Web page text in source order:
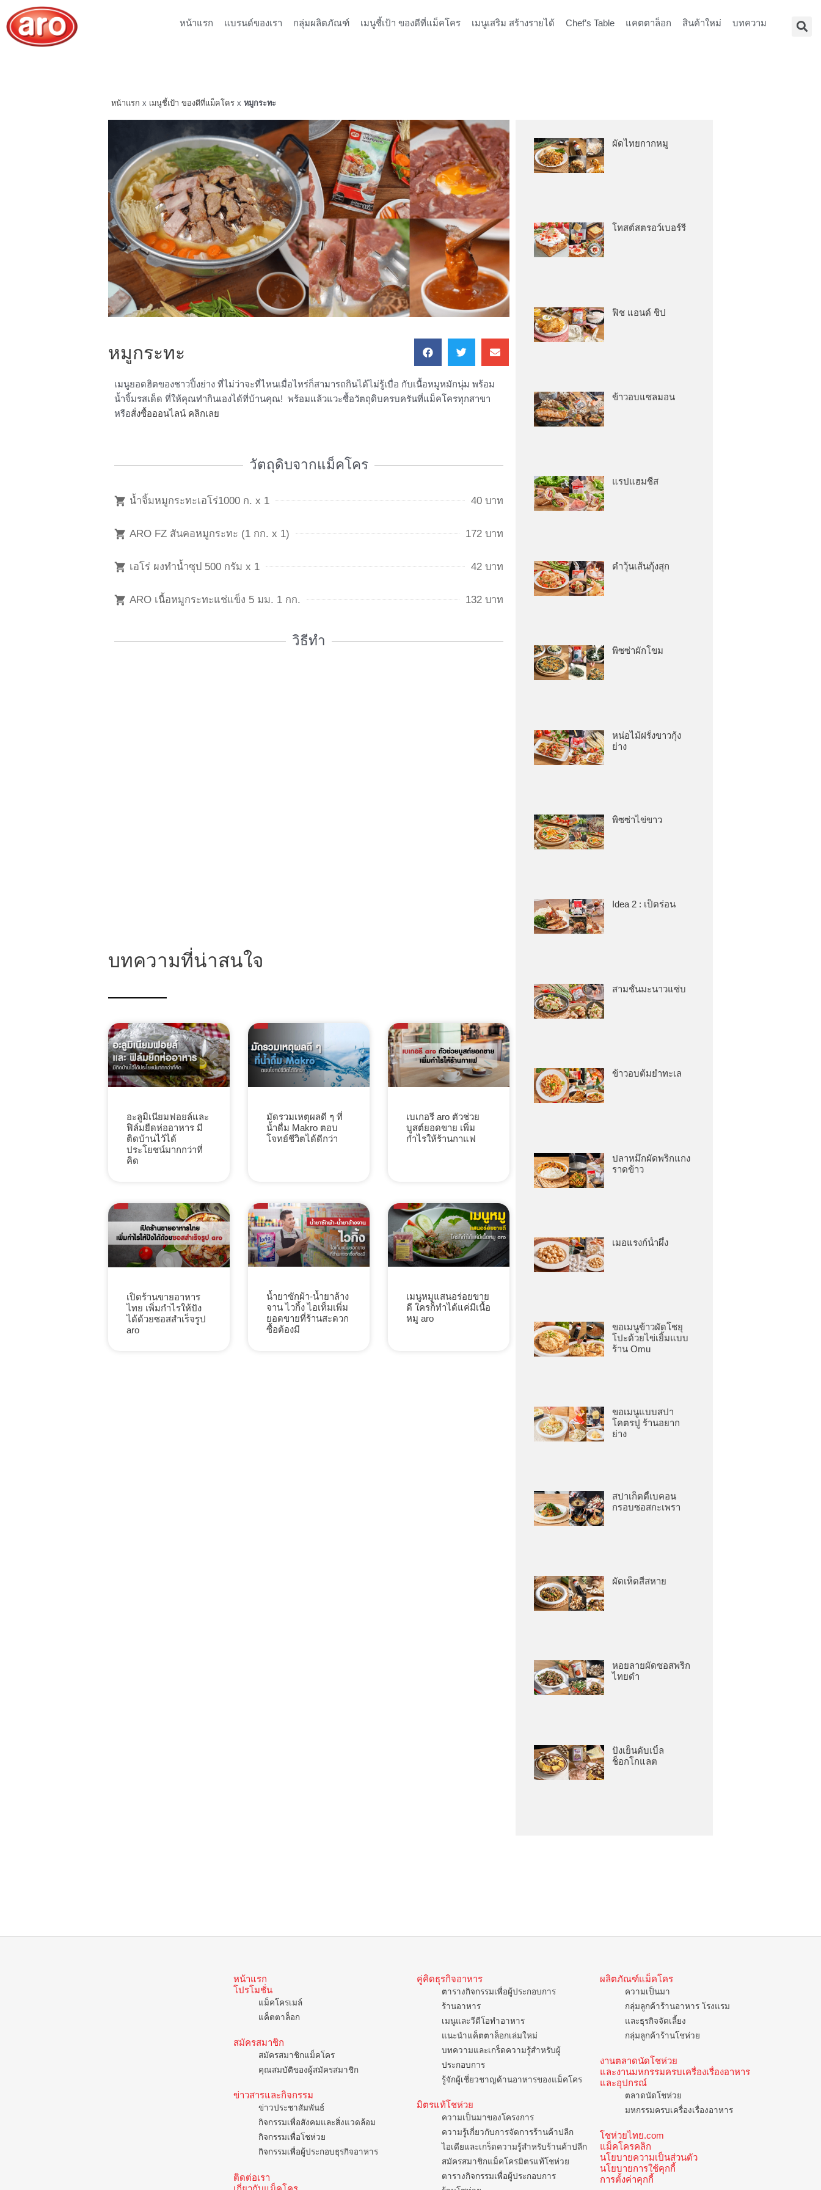
หน้าแรก แบรนด์ของเรา กลุ่มผลิตภัณฑ์ เมนูชี้เป้า ของดีที่แม็คโคร เมนูเสริม สร้างรายได้ Chef’s Table แคตตาล็อก สินค้าใหม่ บทความ
หน้าแรก x เมนูชี้เป้า ของดีที่แม็คโคร xหมูกระทะ
หมูกระทะ
เมนูยอดฮิตของชาวปิ้งย่าง ที่ไม่ว่าจะที่ไหนเมื่อไหร่ก็สามารถกินได้ไม่รู้เบื่อ กับเนื้อหมูหมักนุ่ม พร้อม
น้ำจิ้มรสเด็ด ที่ให้คุณทำกินเองได้ที่บ้านคุณ!พร้อมแล้วแวะซื้อวัตถุดิบครบครันที่แม็คโครทุกสาขา
หรือสั่งซื้อออนไลน์ คลิกเลย
วัตถุดิบจากแม็คโคร
น้ำจิ้มหมูกระทะเอโร่1000 ก. x 1 40 บาท
ARO FZ สันคอหมูกระทะ (1 กก. x 1) 172 บาท
เอโร่ ผงทำน้ำซุป 500 กรัม x 1 42 บาท
ARO เนื้อหมูกระทะแช่แข็ง 5 มม. 1 กก. 132 บาท
วิธีทำ
บทความที่น่าสนใจ
อะลูมิเนียมฟอยล์และ
ฟิล์มยืดห่ออาหาร มี
ติดบ้านไว้ได้
ประโยชน์มากกว่าที่
คิด
มัดรวมเหตุผลดี ๆ ที่
น้ำดื่ม Makro ตอบ
โจทย์ชีวิตได้ดีกว่า
เบเกอรี aro ตัวช่วย
บูสต์ยอดขาย เพิ่ม
กำไรให้ร้านกาแฟ
เปิดร้านขายอาหาร
ไทย เพิ่มกำไรให้ปัง
ได้ด้วยซอสสำเร็จรูป
aro
น้ำยาซักผ้า-น้ำยาล้าง
จาน ไวกิ้ง ไอเท็มเพิ่ม
ยอดขายที่ร้านสะดวก
ซื้อต้องมี
เมนูหมูแสนอร่อยขาย
ดี ใครก็ทำได้แค่มีเนื้อ
หมู aro
ผัดไทยกากหมู
โทสต์สตรอว์เบอร์รี
ฟิช แอนด์ ชิป
ข้าวอบแซลมอน
แรปแฮมชีส
ตำวุ้นเส้นกุ้งสุก
พิซซ่าผักโขม
หน่อไม้ฝรั่งขาวกุ้ง
ย่าง
พิซซ่าไข่ขาว
Idea 2 : เป็ดร่อน
สามชั้นมะนาวแซ่บ
ข้าวอบต้มยำทะเล
ปลาหมึกผัดพริกแกง
ราดข้าว
เมอแรงก์น้ำผึ้ง
ขอเมนูข้าวผัดโชยุ
โปะด้วยไข่เยิ้มแบบ
ร้าน Omu
ขอเมนูแบบสปา
โคตรปู ร้านอยาก
ย่าง
สปาเก็ตตี้เบคอน
กรอบซอสกะเพรา
ผัดเห็ดสี่สหาย
หอยลายผัดซอสพริก
ไทยดำ
ปังเย็นดับเบิ้ล
ช็อกโกแลต
หน้าแรก
โปรโมชั่น
แม็คโครเมล์
แค็ตตาล็อก
สมัครสมาชิก
สมัครสมาชิกแม็คโคร
คุณสมบัติของผู้สมัครสมาชิก
ข่าวสารและกิจกรรม
ข่าวประชาสัมพันธ์
กิจกรรมเพื่อสังคมและสิ่งแวดล้อม
กิจกรรมเพื่อโชห่วย
กิจกรรมเพื่อผู้ประกอบธุรกิจอาหาร
ติดต่อเรา
คู่คิดธุรกิจอาหาร
ตารางกิจกรรมเพื่อผู้ประกอบการ
ร้านอาหาร
เมนูและวีดีโอทำอาหาร
แนะนำแค็ตตาล็อกเล่มใหม่
บทความและเกร็ดความรู้สำหรับผู้
ประกอบการ
รู้จักผู้เชี่ยวชาญด้านอาหารของแม็คโคร
มิตรแท้โชห่วย
ความเป็นมาของโครงการ
ความรู้เกี่ยวกับการจัดการร้านค้าปลีก
ไอเดียและเกร็ดความรู้สำหรับร้านค้าปลีก
สมัครสมาชิกแม็คโครมิตรแท้โชห่วย
ตารางกิจกรรมเพื่อผู้ประกอบการ
ผลิตภัณฑ์แม็คโคร
ความเป็นมา
กลุ่มลูกค้าร้านอาหาร โรงแรม
และธุรกิจจัดเลี้ยง
กลุ่มลูกค้าร้านโชห่วย
งานตลาดนัดโชห่วย
และงานมหกรรมครบเครื่องเรื่องอาหาร
และอุปกรณ์
ตลาดนัดโชห่วย
มหกรรมครบเครื่องเรื่องอาหาร
โชห่วยไทย.com
แม็คโครคลิก
นโยบายความเป็นส่วนตัว
นโยบายการใช้คุกกี้
การตั้งค่าคุกกี้